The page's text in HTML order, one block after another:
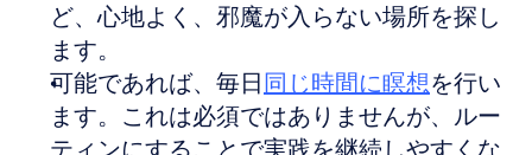
ど、心地よく、邪魔が入らない場所を探し
ます。
可能であれば、毎日同じ時間に瞑想を行い
ます。これは必須ではありませんが、ルー